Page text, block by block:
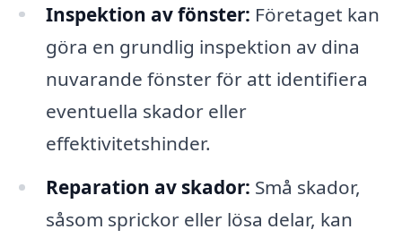
Inspektion av fönster: Företaget kan
göra en grundlig inspektion av dina
nuvarande fönster för att identifiera
eventuella skador eller
effektivitetshinder.
Reparation av skador: Små skador,
såsom sprickor eller lösa delar, kan